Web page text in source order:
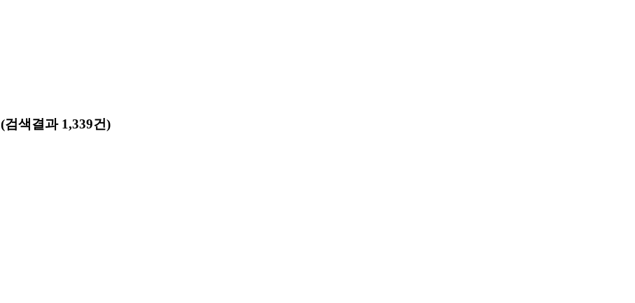
(검색결과 1,339건)